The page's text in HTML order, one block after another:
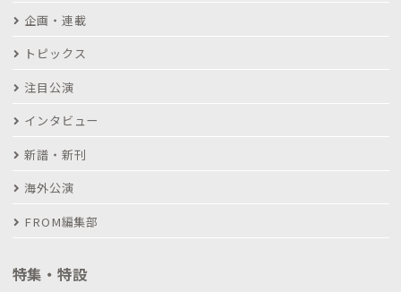
企画・連載
トピックス
注目公演
インタビュー
新譜・新刊
海外公演
FROM編集部
特集・特設